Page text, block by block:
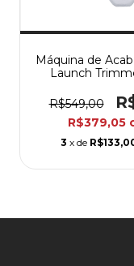
Máquina de
Launch
R$549,00
R$379,05
3 x de